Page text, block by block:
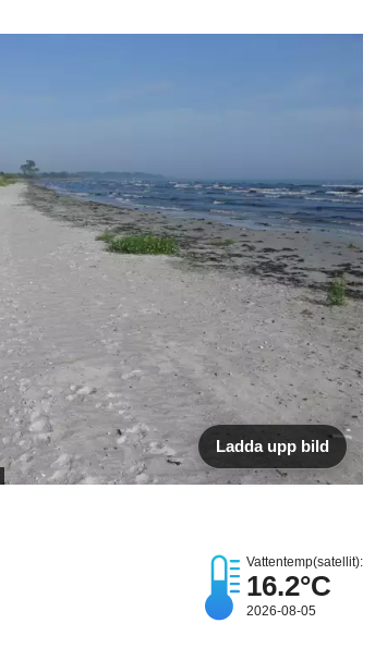
Ladda upp bild
Vattentemp(satellit):
16.2°C
2026-08-05